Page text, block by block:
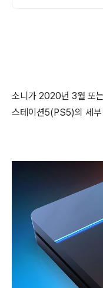
소니가 2020년 3월 또
스테이션5(PS5)의 세